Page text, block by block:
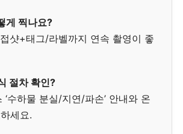
게 찍나요?
샷+태그/라벨까지 연속 촬영이 좋
절차 확인?
‘수하물 분실/지연/파손’ 안내와 온
세요.